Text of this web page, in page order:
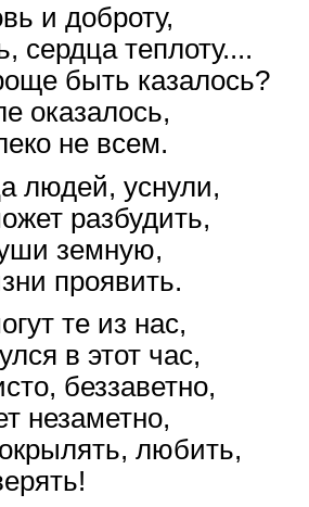
и доброту,
сердца теплоту....
быть казалось?
оказалось,
не всем.
людей, уснули,
разбудить,
земную,
проявить.
те из нас,
в этот час,
беззаветно,
незаметно,
любить,